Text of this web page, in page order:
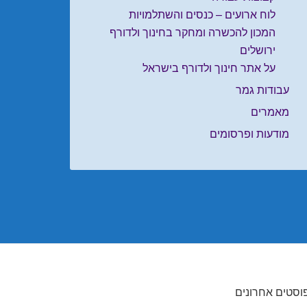
לוח ארועים – כנסים והשתלמויות
המכון להכשרה ומחקר בחינוך ולדורף
ירושלים
על אתר חינוך ולדורף בישראל
עבודות גמר
מאמרים
מודעות ופרסומים
אחרונים